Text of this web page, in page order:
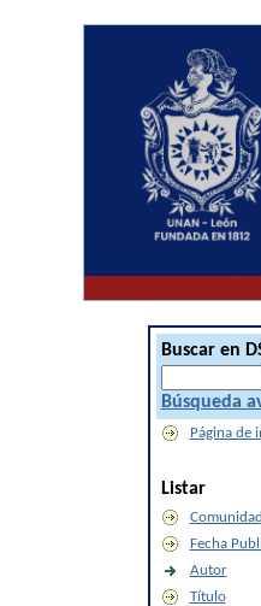
Buscar en
Búsqueda
Página de
Listar
Fecha
Autor
Título